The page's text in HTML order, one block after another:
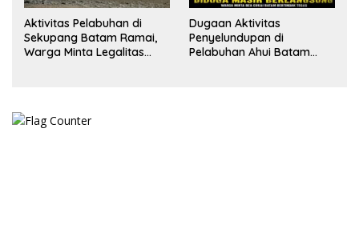
Aktivitas Pelabuhan di
Sekupang Batam Ramai,
Warga Minta Legalitas
Dugaan Aktivitas
Penyelundupan di
Pelabuhan Ahui Batam